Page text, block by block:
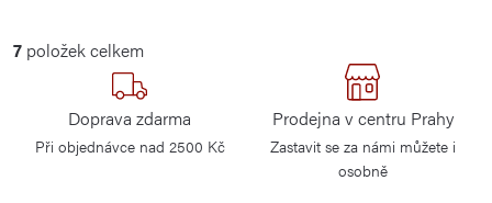
O
7 položek celkem
Doprava zdarma
Při objednávce nad 2500 Kč
Prodejna v centru Prahy
Zastavit se za námi můžete i
osobně